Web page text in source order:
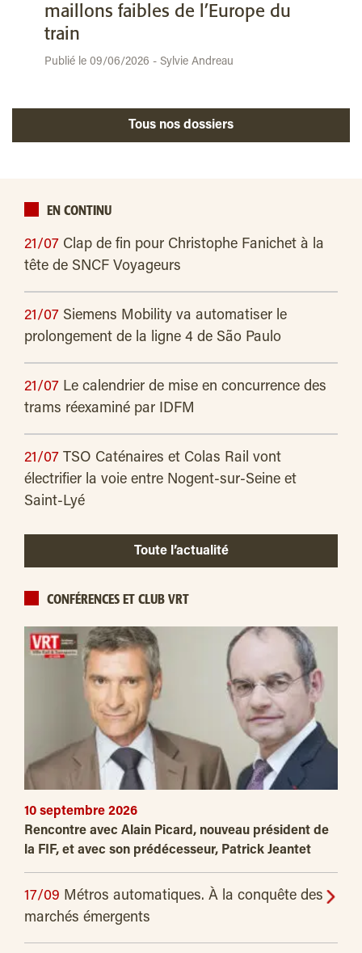
maillons faibles de l’Europe du
train
Publié le 09/06/2026 - Sylvie Andreau
Tous nos dossiers
EN CONTINU
21/07 Clap de fin pour Christophe Fanichet à la
tête de SNCF Voyageurs
21/07 Siemens Mobility va automatiser le
prolongement de la ligne 4 de São Paulo
21/07 Le calendrier de mise en concurrence des
trams réexaminé par IDFM
21/07 TSO Caténaires et Colas Rail vont
électrifier la voie entre Nogent-sur-Seine et
Saint-Lyé
Toute l’actualité
CONFÉRENCES ET CLUB VRT
10 septembre 2026
Rencontre avec Alain Picard, nouveau président de
la FIF, et avec son prédécesseur, Patrick Jeantet
17/09 Métros automatiques. À la conquête des
marchés émergents